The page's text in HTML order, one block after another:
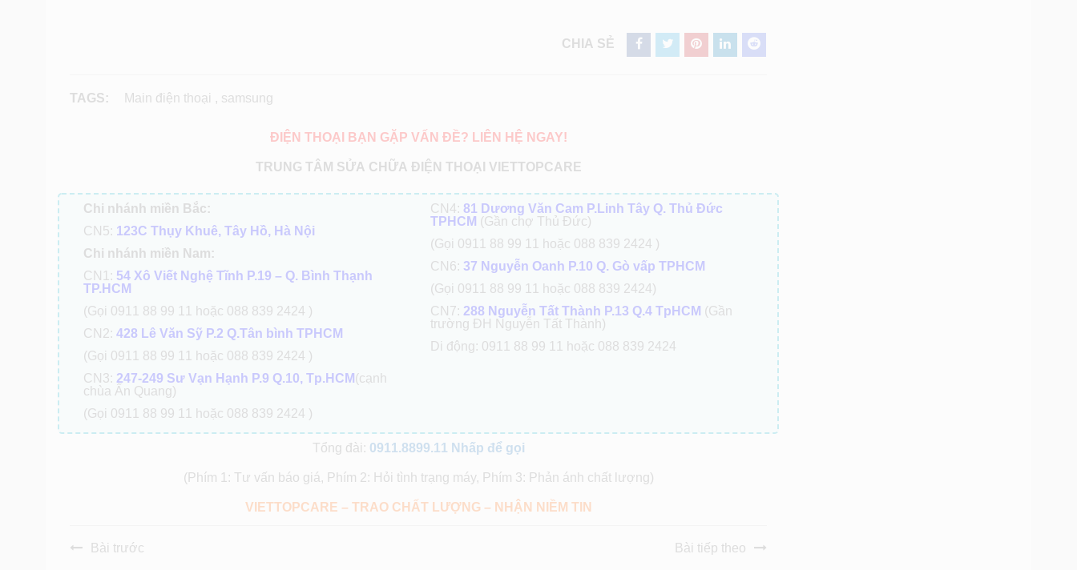
CHIA SẺ
TAGS: Main điện thoại , samsung
ĐIỆN THOẠI BẠN GẶP VẤN ĐỀ? LIÊN HỆ NGAY!
TRUNG TÂM SỬA CHỮA ĐIỆN THOẠI VIETTOPCARE
Chi nhánh miền Bắc:
CN5: 123C Thụy Khuê, Tây Hồ, Hà Nội
Chi nhánh miền Nam:
CN1: 54 Xô Viết Nghệ Tĩnh P.19 – Q. Bình Thạnh
TP.HCM
(Gọi 0911 88 99 11 hoặc 088 839 2424 )
CN2: 428 Lê Văn Sỹ P.2 Q.Tân bình TPHCM
(Gọi 0911 88 99 11 hoặc 088 839 2424 )
CN3: 247-249 Sư Vạn Hạnh P.9 Q.10, Tp.HCM (cạnh
chùa Ấn Quang)
(Gọi 0911 88 99 11 hoặc 088 839 2424 )
CN4: 81 Dương Văn Cam P.Linh Tây Q. Thủ Đức
TPHCM (Gần chợ Thủ Đức)
(Gọi 0911 88 99 11 hoặc 088 839 2424 )
CN6: 37 Nguyễn Oanh P.10 Q. Gò vấp TPHCM
(Gọi 0911 88 99 11 hoặc 088 839 2424)
CN7: 288 Nguyễn Tất Thành P.13 Q.4 TpHCM (Gần
trường ĐH Nguyễn Tất Thành)
Di động: 0911 88 99 11 hoặc 088 839 2424
Tổng đài: 0911.8899.11 Nhấp để gọi
(Phím 1: Tư vấn báo giá, Phím 2: Hỏi tình trạng máy, Phím 3: Phản ánh chất lượng)
VIETTOPCARE – TRAO CHẤT LƯỢNG – NHẬN NIỀM TIN
Bài trước Bài tiếp theo